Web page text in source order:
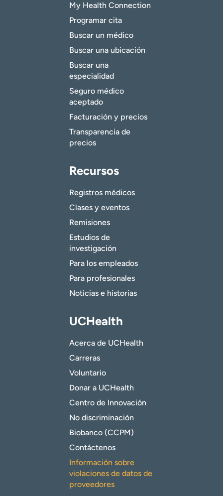
My Health Connection
Programar cita
Buscar un médico
Buscar una ubicación
Buscar una
especialidad
Seguro médico
aceptado
Facturación y precios
Transparencia de
precios
Recursos
Registros médicos
Clases y eventos
Remisiones
Estudios de
investigación
Para los empleados
Para profesionales
Noticias e historias
UCHealth
Acerca de UCHealth
Carreras
Voluntario
Donar a UCHealth
Centro de Innovación
No discriminación
Biobanco (CCPM)
Contáctenos
Información sobre
violaciones de datos de
proveedores